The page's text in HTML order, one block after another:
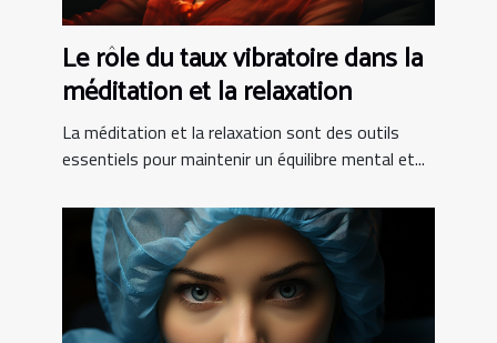
Le rôle du taux vibratoire dans la
méditation et la relaxation
La méditation et la relaxation sont des outils
essentiels pour maintenir un équilibre mental et...